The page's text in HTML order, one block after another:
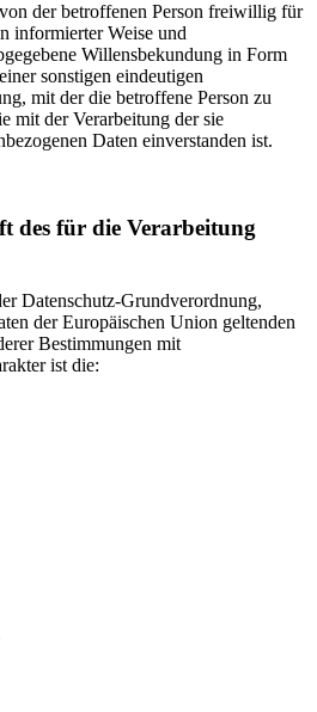
der betroffenen Person freiwillig für
informierter Weise und
Willensbekundung in Form
sonstigen eindeutigen
mit der die betroffene Person zu
mit der Verarbeitung der sie
Daten einverstanden ist.
des für die Verarbeitung
Datenschutz-Grundverordnung,
der Europäischen Union geltenden
Bestimmungen mit
ist die: